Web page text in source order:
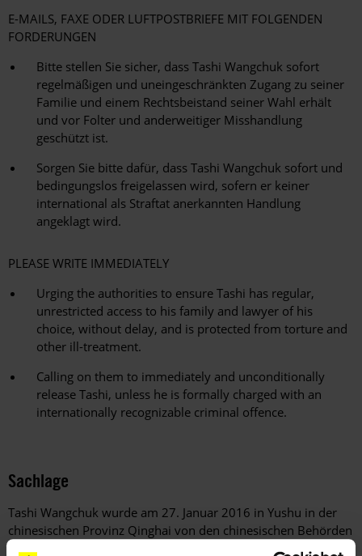
E-MAILS, FAXE ODER LUFTPOSTBRIEFE MIT FOLGENDEN
FORDERUNGEN
Bitte stellen Sie sicher, dass Tashi Wangchuk sofort
regelmäßigen und uneingeschränkten Zugang zu seiner
Familie und einem Rechtsbeistand seiner Wahl erhält
und vor Folter und anderweitiger Misshandlung
geschützt ist.
Sorgen Sie bitte dafür, dass Tashi Wangchuk sofort und
bedingungslos freigelassen wird, sofern er keiner
international als Straftat anerkannten Handlung
angeklagt wird.
PLEASE WRITE IMMEDIATELY
Urging the authorities to ensure Tashi has regular,
unrestricted access to his family and lawyer of his
choice, without delay, and is protected from torture and
other ill-treatment.
Calling on them to immediately and unconditionally
release Tashi, unless he is formally charged with an
internationally recognizable criminal offence.
Sachlage
Tashi Wangchuk wurde am 27. Januar 2016 in Yushu in der
chinesischen Provinz Qinghai von den chinesischen Behörden
festgenommen. Laut der NGO International Campaign for